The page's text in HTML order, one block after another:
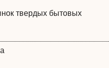
твердых бытовых